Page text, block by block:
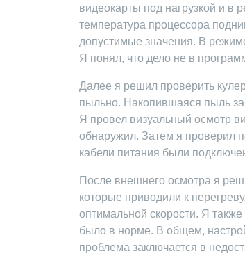
видеокарты под нагрузкой и в
температура процессора
допустимые значения. В
Я понял, что дело не в
Далее я решил проверить
пыльно. Накопившаяся пыль
Я провел визуальный осмотр
обнаружил. Затем я проверил
кабели питания были
После внешнего осмотра я
которые приводили к
оптимальной скорости. Я
было в норме. В общем,
проблема заключается в